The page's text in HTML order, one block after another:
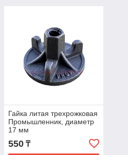
Гайка литая трехрожковая
Промышленник, диаметр
17 мм
550 ₸